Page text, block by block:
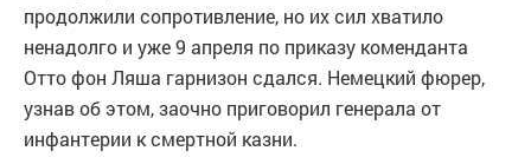
продолжили сопротивление, но их сил хватило
ненадолго и уже 9 апреля по приказу коменданта
Отто фон Ляша гарнизон сдался. Немецкий фюрер,
узнав об этом, заочно приговорил генерала от
инфантерии к смертной казни.